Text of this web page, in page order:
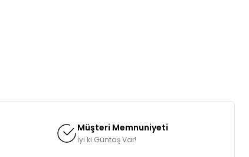
Müşteri Memnuniyeti
İyi ki Güntaş Var!